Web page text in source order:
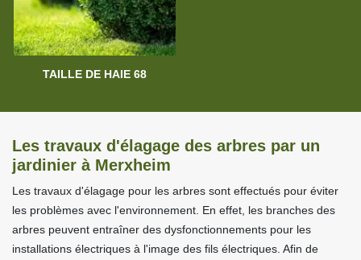
TAILLE DE HAIE 68
Les travaux d'élagage des arbres par un
jardinier à Merxheim
Les travaux d'élagage pour les arbres sont effectués pour éviter
les problèmes avec l'environnement. En effet, les branches des
arbres peuvent entraîner des dysfonctionnements pour les
installations électriques à l'image des fils électriques. Afin de